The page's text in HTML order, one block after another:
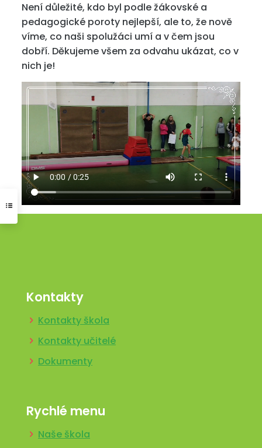
Není důležité, kdo byl podle žákovské a
pedagogické poroty nejlepší, ale to, že nově
víme, co naši spolužáci umí a v čem jsou
dobří. Děkujeme všem za odvahu ukázat, co v
nich je!
Kontakty
Kontakty škola
Kontakty učitelé
Dokumenty
Rychlé menu
Naše škola